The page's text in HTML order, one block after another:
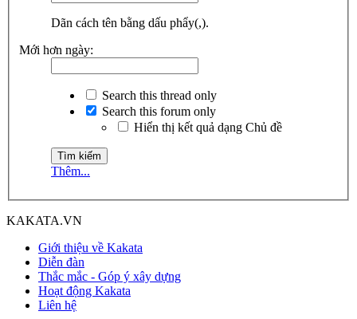
Dãn cách tên bằng dấu phẩy(,).
Mới hơn ngày:
Search this thread only
Search this forum only
Hiển thị kết quả dạng Chủ đề
Thêm...
KAKATA.VN
Giới thiệu về Kakata
Diễn đàn
Thắc mắc - Góp ý xây dựng
Hoạt động Kakata
Liên hệ